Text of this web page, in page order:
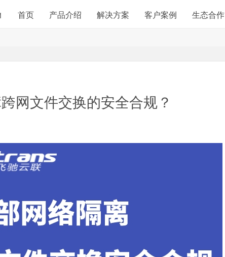
首页 产品介绍 解决方案 客户案例 生态合作
网文件交换的安全合规？